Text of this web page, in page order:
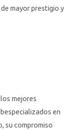
mayor prestigio y
mejores
en
su compromiso